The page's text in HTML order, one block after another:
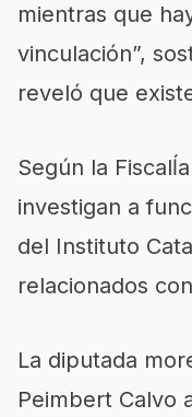
mientras que
vinculación”,
reveló que
Según la
investigan a
del Instituto
relacionados
La diputada
Peimbert Calvo